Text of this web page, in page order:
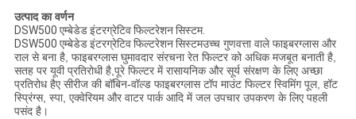
उत्पाद का वर्णन
DSW500 एम्बेडेड इंटरग्रेटिव फिल्टरेशन सिस्टम.
DSW500 एम्बेडेड इंटरग्रेटिव फिल्टरेशन सिस्टमउच्च गुणवत्ता वाले फाइबरग्लास और
राल से बना है, फाइबरग्लास घुमावदार संरचना रेत फिल्टर को अधिक मजबूत बनाती है,
सतह पर यूवी प्रतिरोधी है,पूरे फिल्टर में रासायनिक और सूर्य संरक्षण के लिए अच्छा
प्रतिरोध हैए सीरीज की बॉबिन-वॉल्ड फाइबरग्लास टॉप माउंट फिल्टर स्विमिंग पूल, हॉट
स्प्रिंग्स, स्पा, एक्वेरियम और वाटर पार्क आदि में जल उपचार उपकरण के लिए पहली
पसंद है।